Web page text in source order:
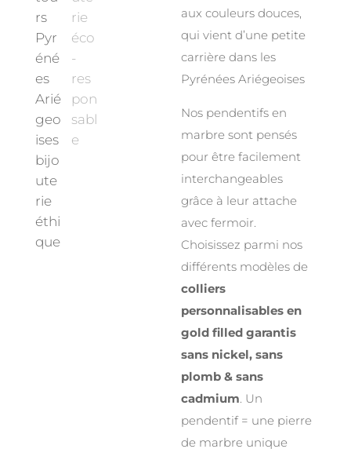
aux couleurs douces,
qui vient d’une petite
carrière dans les
Pyrénées Ariégeoises
Nos pendentifs en
marbre sont pensés
pour être facilement
interchangeables
grâce à leur attache
avec fermoir.
Choisissez parmi nos
différents modèles de
colliers
personnalisables en
gold filled garantis
sans nickel, sans
plomb & sans
cadmium . Un
pendentif = une pierre
de marbre unique